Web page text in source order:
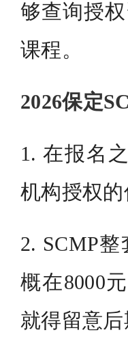
够查询授
课程。
2026保定
1. 在报名
机构授权
2. SCMP
概在8000
就得留意